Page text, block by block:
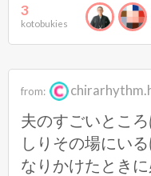
3
kotobukies
from:
夫のすごいとこ
しりその場にい
なりかけたとき